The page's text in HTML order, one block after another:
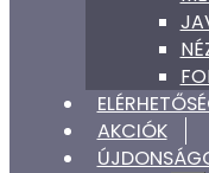
AKCIÓK